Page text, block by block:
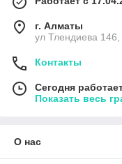
г. Алматы
ул Тлендиева
Контакты
Сегодня
Показать весь
О нас